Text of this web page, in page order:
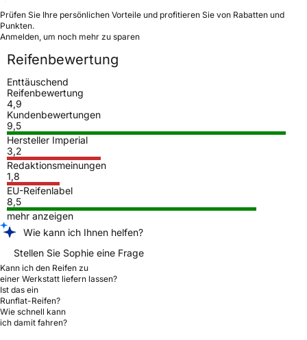
Prüfen Sie Ihre persönlichen Vorteile und profitieren Sie von Rabatten und
Punkten.
Anmelden, um noch mehr zu sparen
Reifenbewertung
Enttäuschend
Reifenbewertung
4,9
Kundenbewertungen
9,5
Hersteller Imperial
3,2
Redaktionsmeinungen
1,8
EU-Reifenlabel
8,5
mehr anzeigen
Wie kann ich Ihnen helfen?
Stellen Sie Sophie eine Frage
Kann ich den Reifen zu
einer Werkstatt liefern lassen?
Ist das ein
Runflat-Reifen?
Wie schnell kann
ich damit fahren?